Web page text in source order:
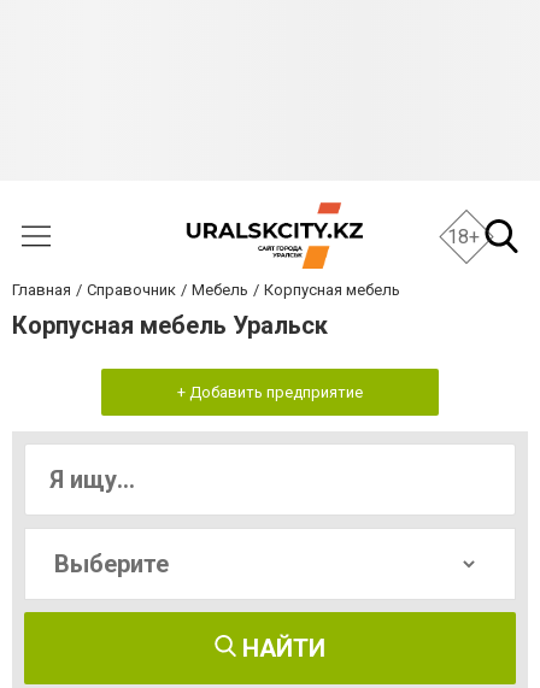
18+
Главная Справочник Мебель Корпусная мебель
Корпусная мебель Уральск
+ Добавить предприятие
НАЙТИ